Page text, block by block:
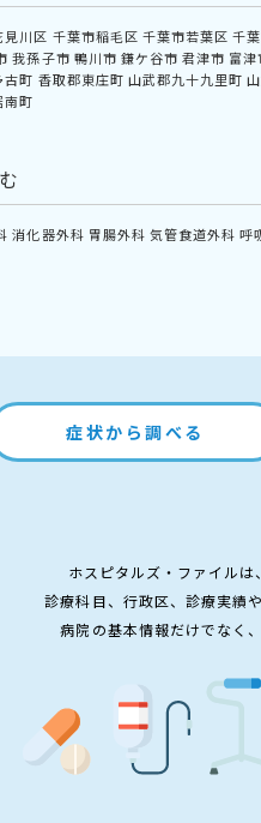
見川区 千葉市稲毛区 千葉市若葉区 千
我孫子市 鴨川市 鎌ケ谷市 君津市 富津
古町 香取郡東庄町 山武郡九十九里町
南町
消化器外科 胃腸外科 気管食道外科 呼
症状から調べる
ホスピタルズ・ファイル
診療科目、行政区、診療実績
病院の基本情報だけでなく